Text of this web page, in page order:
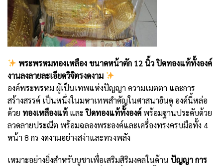
พระพรหมทองเหลือง ขนาดหน้าตัก 12 นิ้ว ปิดทองแท้ทั้งองค์
งานลงลายละเอียดวิจิตรงดงาม
องค์พระพรหม ผู้เป็นเทพแห่งปัญญา ความเมตตา และการ
สร้างสรรค์ เป็นหนึ่งในมหาเทพสำคัญในศาสนาฮินดู องค์นี้หล่อ
ด้วย ทองเหลืองแท้ และปิดทองแท้ทั้งองค์พร้อมฐานประดับด้วย
ลวดลายประณีต พร้อมฉลองพระองค์และเครื่องทรงครบมือทั้ง 4
หน้า 8 กร งดงามอย่างสง่าและทรงพลัง
เหมาะอย่างยิ่งสำหรับบูชาเพื่อเสริมสิริมงคลในด้าน ปัญญา การ